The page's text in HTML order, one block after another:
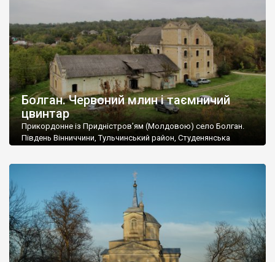
Болган. Червоний млин і таємничий
цвинтар
Прикордонне із Придністров’ям (Молдовою) село Болган.
Південь Вінниччини, Тульчинський район, Студенянська
старовинний цвинтар із кам’яними хрестами. Всі епітафії, які
збереглися, написані кирилицею, церковнослов’янською
мовою. За всіма традиційними ознаками – цвинтар
український. Хрести датуються 19 століттям. У 1924-1940
роках Болган […]